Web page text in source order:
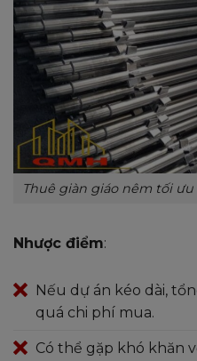
Thuê giàn giáo nêm tối
Nhược điểm:
Nếu dự án kéo dài,
quá chi phí mua.
Có thể gặp khó khăn